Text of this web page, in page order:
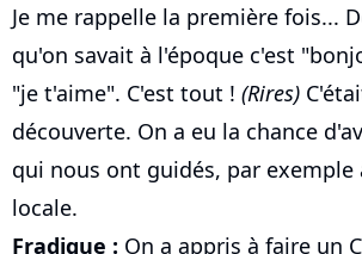
Je me rappelle la première fois...
qu'on savait à l'époque c'est
"je t'aime". C'est tout ! (Rires)
découverte. On a eu la chance
qui nous ont guidés, par exemple
locale.
Fradique : On a appris à faire un